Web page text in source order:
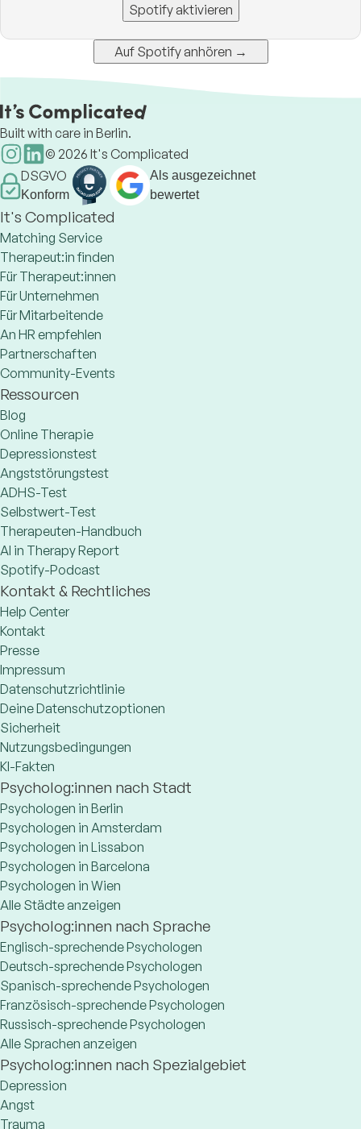
Spotify aktivieren
Auf Spotify anhören →
Built with care in Berlin.
© 2026 It's Complicated
DSGVO
Konform
Als ausgezeichnet
bewertet
It's Complicated
Matching Service
Therapeut:in finden
Für Therapeut:innen
Für Unternehmen
Für Mitarbeitende
An HR empfehlen
Partnerschaften
Community-Events
Ressourcen
Blog
Online Therapie
Depressionstest
Angststörungstest
ADHS-Test
Selbstwert-Test
Therapeuten-Handbuch
AI in Therapy Report
Spotify-Podcast
Kontakt & Rechtliches
Help Center
Kontakt
Presse
Impressum
Datenschutzrichtlinie
Deine Datenschutzoptionen
Sicherheit
Nutzungsbedingungen
KI-Fakten
Psycholog:innen nach Stadt
Psychologen in Berlin
Psychologen in Amsterdam
Psychologen in Lissabon
Psychologen in Barcelona
Psychologen in Wien
Alle Städte anzeigen
Psycholog:innen nach Sprache
Englisch-sprechende Psychologen
Deutsch-sprechende Psychologen
Spanisch-sprechende Psychologen
Französisch-sprechende Psychologen
Russisch-sprechende Psychologen
Alle Sprachen anzeigen
Psycholog:innen nach Spezialgebiet
Depression
Angst
Trauma